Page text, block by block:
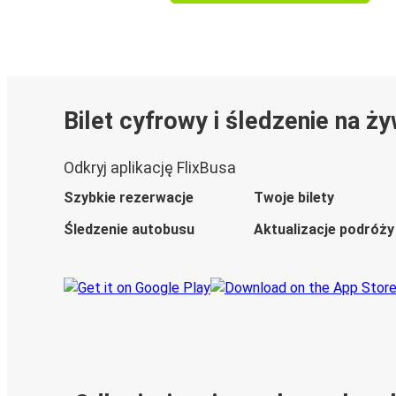
Bilet cyfrowy i śledzenie na
Odkryj aplikację FlixBusa
Szybkie rezerwacje
Twoje bilety
Śledzenie autobusu
Aktualizacje podróży